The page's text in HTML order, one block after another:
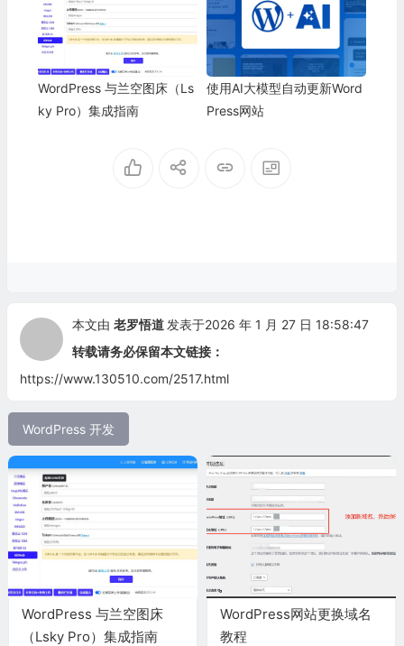
WordPress 与兰空图床（Ls
ky Pro）集成指南
使用AI大模型自动更新Word
Press网站
本文由 老罗悟道 发表于2026 年 1 月 27 日 18:58:47
转载请务必保留本文链接：
https://www.130510.com/2517.html
WordPress 开发
WordPress 与兰空图床
（Lsky Pro）集成指南
WordPress网站更换域名
教程